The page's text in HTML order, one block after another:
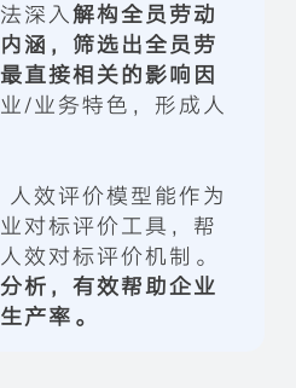
深入解构全员劳动
涵，筛选出全员劳
直接相关的影响因
/业务特色，形成人
人效评价模型能作为
对标评价工具，帮
效对标评价机制。
析，有效帮助企业
产率。